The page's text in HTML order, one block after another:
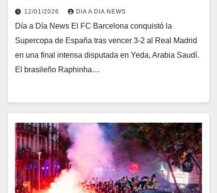
12/01/2026 DIA A DIA NEWS
Día a Día News El FC Barcelona conquistó la
Supercopa de España tras vencer 3-2 al Real Madrid
en una final intensa disputada en Yeda, Arabia Saudí.
El brasileño Raphinha…